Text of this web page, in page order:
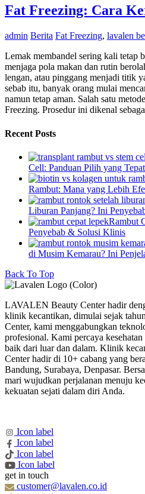
Fat Freezing: Cara
admin Berita Fat Freezing, lavalen
Lemak membandel sering kali tetap
menjaga pola makan dan rutin
lengan, atau pinggang menjadi titik
sebab itu, banyak orang mulai
namun tetap aman. Salah satu
Freezing. Prosedur ini dikenal
Recent Posts
Cell: Panduan Pilih yang Tepat
Rambut: Mana yang Lebih
Liburan Panjang? Ini
Rambut
Penyebab & Solusi Klinis
di Musim Kemarau? Ini
Back To Top
LAVALEN Beauty Center hadir
klinik kecantikan, dimulai sejak
Center, kami menggabungkan
profesional. Kami percaya
baik dari luar dan dalam. Klinik
Center hadir di 10+ cabang yang
Bandung, Surabaya, Denpasar.
mari wujudkan perjalanan menuju
kekuatan sejati dalam diri Anda.
Icon label
Icon label
Icon label
Icon label
get in touch
customer@lavalen.co.id